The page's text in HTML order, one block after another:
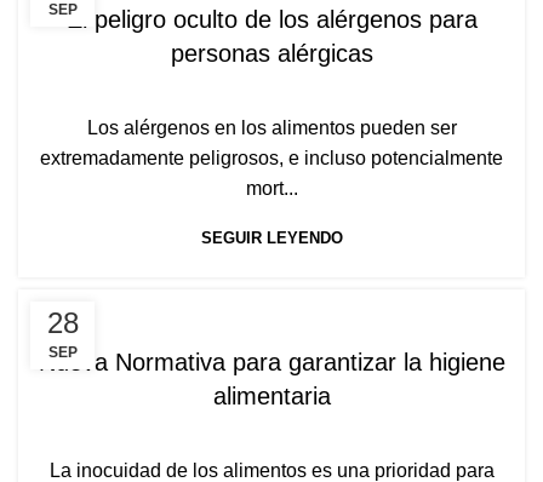
SEPEl peligro oculto de los alérgenos para
personas alérgicas
Los alérgenos en los alimentos pueden ser
extremadamente peligrosos, e incluso potencialmente
mort...
SEGUIR LEYENDO
28
SEP
Nueva Normativa para garantizar la higiene
alimentaria
La inocuidad de los alimentos es una prioridad para